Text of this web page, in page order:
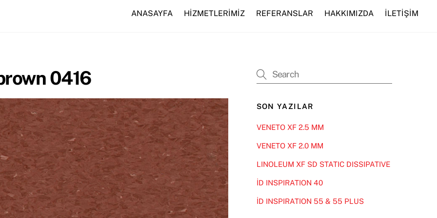
ANASAYFA HİZMETLERİMİZ REFERANSLAR HAKKIMIZDA İLETİŞİM
0416
SON YAZILAR
VENETO XF 2.5 MM
VENETO XF 2.0 MM
LINOLEUM XF SD STATIC DISSIPATIVE
İD INSPIRATION 40
İD INSPIRATION 55 & 55 PLUS